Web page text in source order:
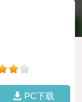
PC下载